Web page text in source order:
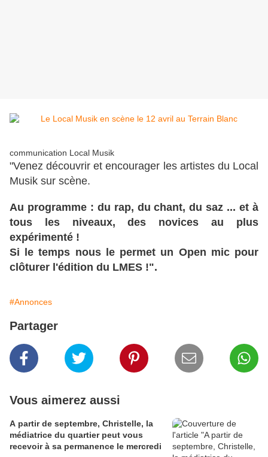
communication Local Musik
"Venez découvrir et encourager les artistes du Local
Musik sur scène.
Au programme : du rap, du chant, du saz ... et à
tous les niveaux, des novices au plus
expérimenté !
Si le temps nous le permet un Open mic pour
clôturer l'édition du LMES !".
#Annonces
Partager
Vous aimerez aussi
A partir de septembre, Christelle, la
médiatrice du quartier peut vous
recevoir à sa permanence le mercredi